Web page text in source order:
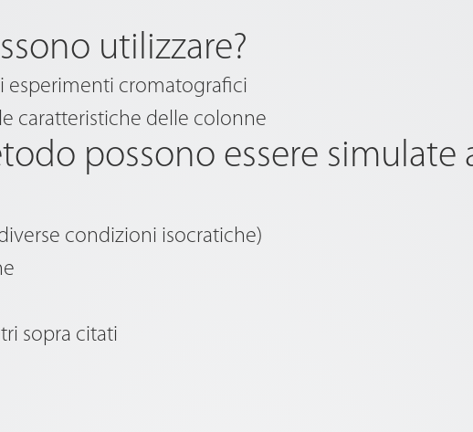
utilizzare?
esperimenti cromatografici
caratteristiche delle colonne
possono essere simulate
condizioni isocratiche)
sopra citati